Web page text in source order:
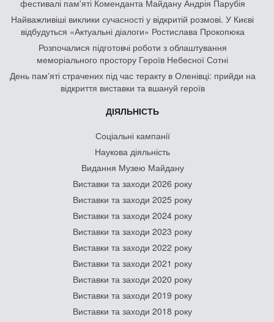
фестивалі пам'яті Коменданта Майдану Андрія Парубія
Найважливіші виклики сучасності у відкритій розмові. У Києві
відбудуться «Актуальні діалоги» Ростислава Прокопюка
Розпочалися підготовчі роботи з облаштування
меморіального простору Героїв Небесної Сотні
День памʼяті страчених під час теракту в Оленівці: прийди на
відкриття виставки та вшануй героїв
ДІЯЛЬНІСТЬ
Соціальні кампанії
Наукова діяльність
Видання Музею Майдану
Виставки та заходи 2026 року
Виставки та заходи 2025 року
Виставки та заходи 2024 року
Виставки та заходи 2023 року
Виставки та заходи 2022 року
Виставки та заходи 2021 року
Виставки та заходи 2020 року
Виставки та заходи 2019 року
Виставки та заходи 2018 року